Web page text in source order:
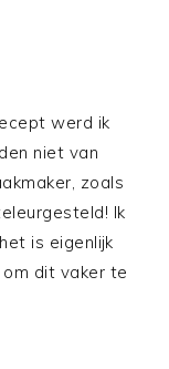
werd ik
niet van
zoals
Ik
is eigenlijk
om dit vaker te